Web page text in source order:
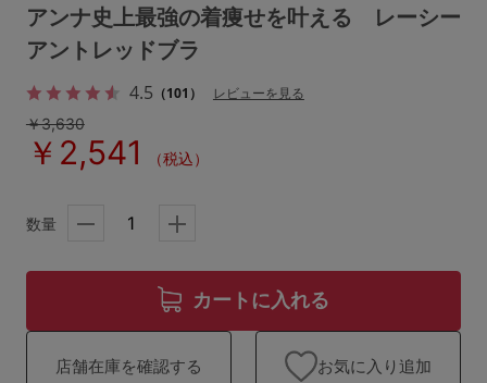
ランキング
高評価レビューアイテム
WEB限定アイテム
検索を閉じる
アンナ史上最強の着痩せを叶える レーシー
アントレッドブラ
4.5 （101）
レビューを見る
￥3,630
￥2,541 （税込）
数量
カートに入れる
店舗在庫を確認する お気に入り追加